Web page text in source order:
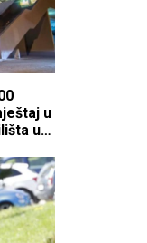
u
u